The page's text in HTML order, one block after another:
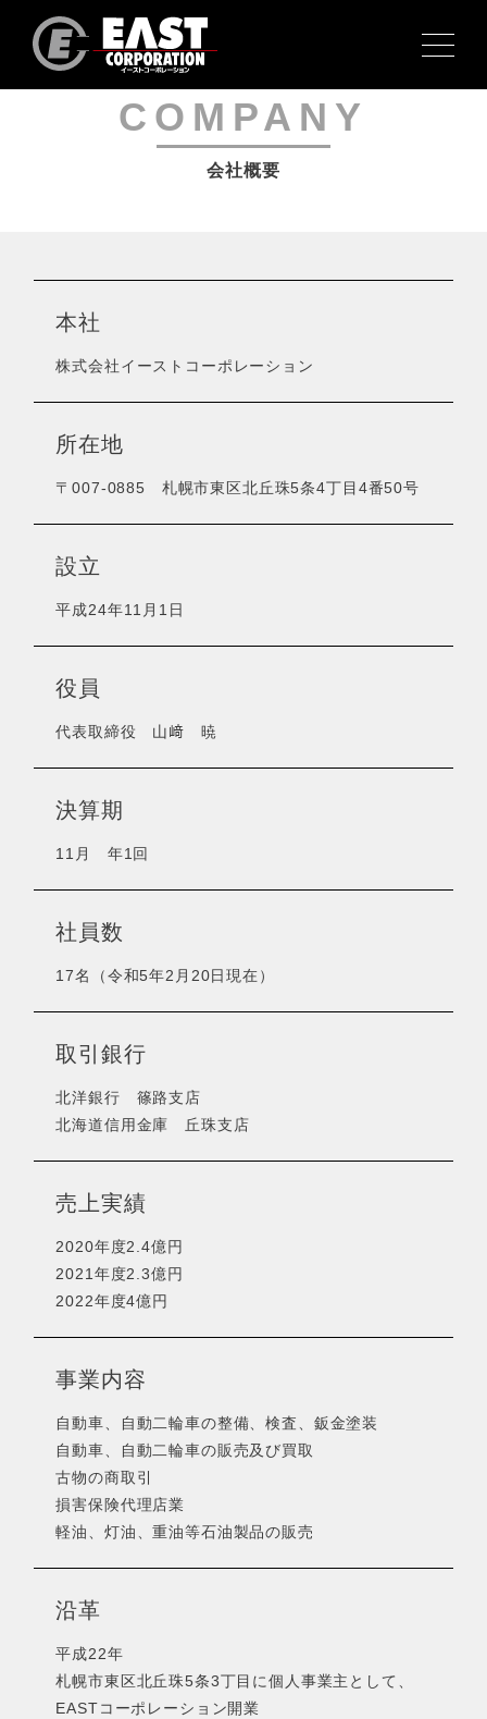
COMPANY
会社概要
本社
株式会社イーストコーポレーション
所在地
〒007-0885 札幌市東区北丘珠5条4丁目4番50号
設立
平成24年11月1日
役員
代表取締役 山﨑 暁
決算期
11月 年1回
社員数
17名（令和5年2月20日現在）
取引銀行
北洋銀行 篠路支店
北海道信用金庫 丘珠支店
売上実績
2020年度2.4億円
2021年度2.3億円
2022年度4億円
事業内容
自動車、自動二輪車の整備、検査、鈑金塗装
自動車、自動二輪車の販売及び買取
古物の商取引
損害保険代理店業
軽油、灯油、重油等石油製品の販売
沿革
平成22年
札幌市東区北丘珠5条3丁目に個人事業主として、
EASTコーポレーション開業